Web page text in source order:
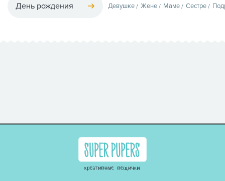
День рождения Девушке Жене Маме Сестре